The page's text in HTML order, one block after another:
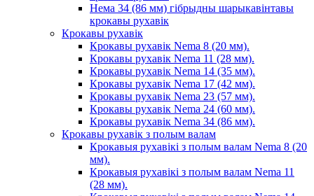
Нема 34 (86 мм) гібрыдны шарыкавінтавы
крокавы рухавік
Крокавы рухавік
Крокавы рухавік Nema 8 (20 мм).
Крокавы рухавік Nema 11 (28 мм).
Крокавы рухавік Nema 14 (35 мм).
Крокавы рухавік Nema 17 (42 мм).
Крокавы рухавік Nema 23 (57 мм).
Крокавы рухавік Nema 24 (60 мм).
Крокавы рухавік Nema 34 (86 мм).
Крокавы рухавік з полым валам
Крокавыя рухавікі з полым валам Nema 8 (20
мм).
Крокавыя рухавікі з полым валам Nema 11
(28 мм).